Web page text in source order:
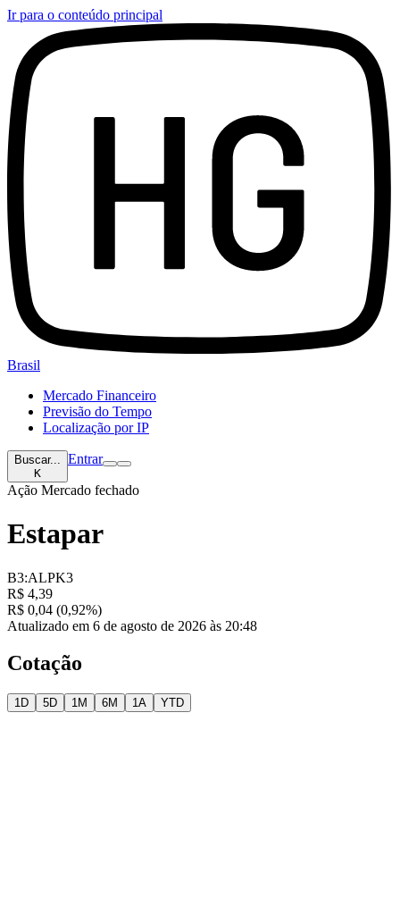
Ir para o conteúdo principal
Brasil
Mercado Financeiro
Previsão do Tempo
Localização por IP
Buscar...
K
Entrar
Ação Mercado fechado
Estapar
B3:ALPK3
R$ 4,39
R$ 0,04 (0,92%)
Atualizado em 6 de agosto de 2026 às 20:48
Cotação
1D 5D 1M 6M 1A YTD